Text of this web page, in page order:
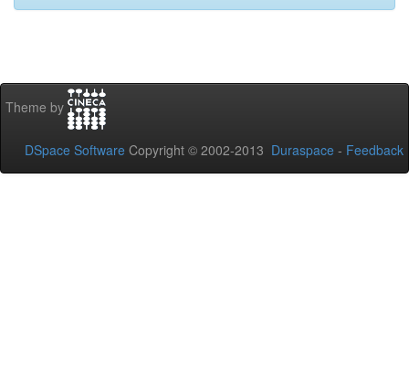
Theme by
DSpace Software Copyright © 2002-2013 Duraspace - Feedback